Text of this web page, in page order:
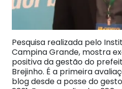
Pesquisa realizada pelo
Campina Grande, mostra
positiva da gestão do
Brejinho. É a primeira
blog desde a posse do